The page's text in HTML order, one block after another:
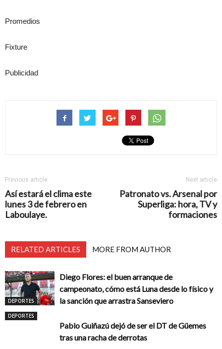
Promedios
Fixture
Publicidad
Previous article
Así estará el clima este
lunes 3 de febrero en
Laboulaye.
Next article
Patronato vs. Arsenal por
Superliga: hora, TV y
formaciones
RELATED ARTICLES MORE FROM AUTHOR
DEPORTES
Diego Flores: el buen arranque de
campeonato, cómo está Luna desde lo físico y
la sanción que arrastra Sanseviero
DEPORTES
Pablo Guiñazú dejó de ser el DT de Güemes
tras una racha de derrotas